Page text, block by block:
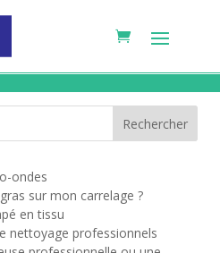
Rechercher
ondes
sur mon carrelage ?
en tissu
nettoyage professionnels